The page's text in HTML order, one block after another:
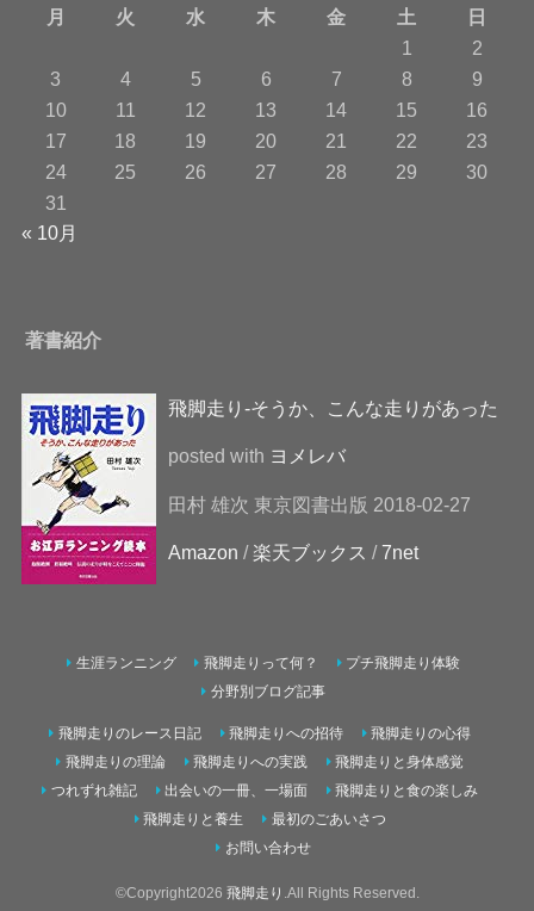
月
火 水 木 金 土
日
1
2
3
4 5 6 7 8
9
10
11 12 13 14 15
16
17
18 19 20 21 22
23
24
25 26 27 28 29
30
31
« 10月
著書紹介
飛脚走り-そうか、こんな走りがあった
posted with ヨメレバ
田村 雄次 東京図書出版 2018-02-27
Amazon /楽天ブックス /7net
生涯ランニング 飛脚走りって何？
プチ飛脚走り体験
分野別ブログ記事
飛脚走りのレース日記 飛脚走りへの招待
飛脚走りの心得
飛脚走りの理論
飛脚走りへの実践
飛脚走りと身体感覚
つれずれ雑記
出会いの一冊、一場面
飛脚走りと食の楽しみ
飛脚走りと養生
最初のごあいさつ
お問い合わせ
©Copyright2026 飛脚走り .All Rights Reserved.